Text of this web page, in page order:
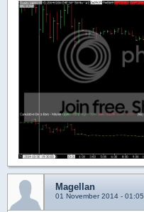
Magellan
01 November 2014 - 01:05